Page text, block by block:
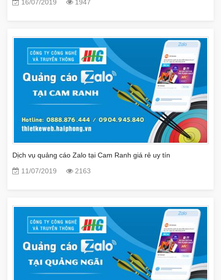
16/07/2019
1947
Dịch vụ quảng cáo Zalo tại Cam Ranh giá rẻ uy tín
11/07/2019
2163